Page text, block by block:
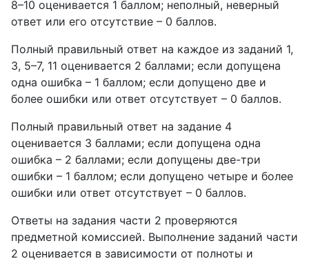
8–10 оценивается 1 баллом; неполный, неверный
ответ или его отсутствие – 0 баллов.
Полный правильный ответ на каждое из заданий 1,
3, 5–7, 11 оценивается 2 баллами; если допущена
одна ошибка – 1 баллом; если допущено две и
более ошибки или ответ отсутствует – 0 баллов.
Полный правильный ответ на задание 4
оценивается 3 баллами; если допущена одна
ошибка – 2 баллами; если допущены две-три
ошибки – 1 баллом; если допущено четыре и более
ошибки или ответ отсутствует – 0 баллов.
Ответы на задания части 2 проверяются
предметной комиссией. Выполнение заданий части
2 оценивается в зависимости от полноты и